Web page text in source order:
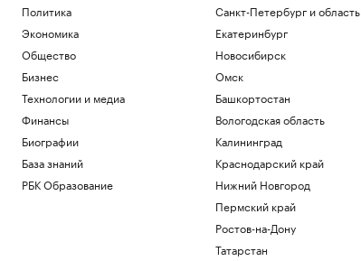
РБК и УК Первая
Ураганный ветер и эвакуация. Кадры
тайфуна «Долфин» в Японии и Китае
Общество
Российский пятиборец завоевал
первое золото на ЧЕ после допуска с
флагом
Спорт
Политика
Экономика
Общество
Бизнес
Технологии и медиа
Финансы
Биографии
База знаний
РБК Образование
Санкт-Петербург и область
Екатеринбург
Новосибирск
Омск
Башкортостан
Вологодская область
Калининград
Краснодарский край
Нижний Новгород
Пермский край
Ростов-на-Дону
Татарстан